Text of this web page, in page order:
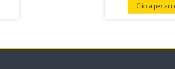
Clicca per